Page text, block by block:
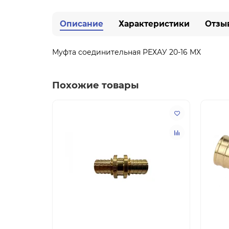
Описание Характеристики
Муфта соединительная РЕХАУ 20-16 MX
Похожие товары